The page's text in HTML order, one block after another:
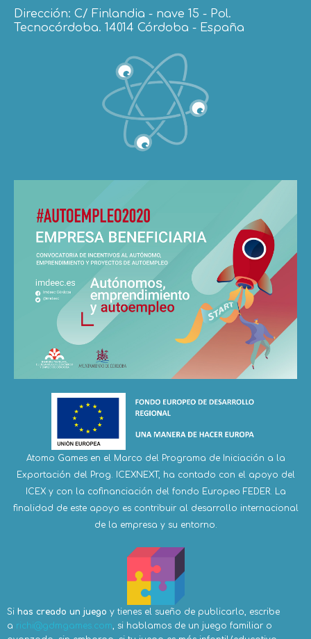
Dirección: C/ Finlandia - nave 15 - Pol.
Tecnocórdoba. 14014 Córdoba - España
Atomo Games en el Marco del Programa de Iniciación a la
Exportación del Prog. ICEXNEXT, ha contado con el apoyo del
ICEX y con la cofinanciación del fondo Europeo FEDER. La
finalidad de este apoyo es contribuir al desarrollo internacional
de la empresa y su entorno.
Si has creado un juego y tienes el sueño de publicarlo, escribe
a richi@gdmgames.com, si hablamos de un juego familiar o